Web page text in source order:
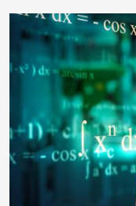
Bild